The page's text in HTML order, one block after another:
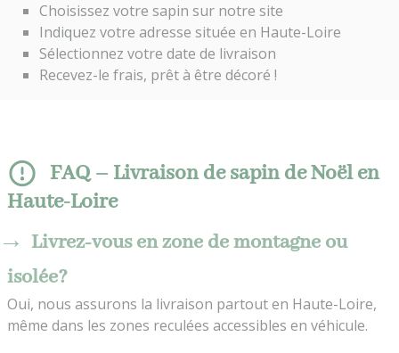
Choisissez votre sapin sur notre site
Indiquez votre adresse située en Haute-Loire
Sélectionnez votre date de livraison
Recevez-le frais, prêt à être décoré !
FAQ – Livraison de sapin de Noël en
Haute-Loire
Livrez-vous en zone de montagne ou
isolée?
Oui, nous assurons la livraison partout en Haute-Loire,
même dans les zones reculées accessibles en véhicule.